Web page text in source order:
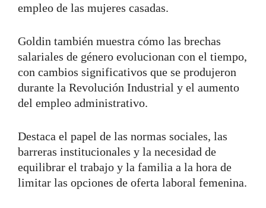
empleo de las mujeres casadas.
Goldin también muestra cómo las brechas
salariales de género evolucionan con el tiempo,
con cambios significativos que se produjeron
durante la Revolución Industrial y el aumento
del empleo administrativo.
Destaca el papel de las normas sociales, las
barreras institucionales y la necesidad de
equilibrar el trabajo y la familia a la hora de
limitar las opciones de oferta laboral femenina.